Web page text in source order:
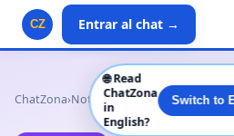
CZ Entrar al chat →
ChatZona›Noticias›Tecnología›
El GPS y
🌐 Read
ChatZona
in
English?
Switch to